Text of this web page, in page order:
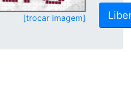
[trocar imagem]